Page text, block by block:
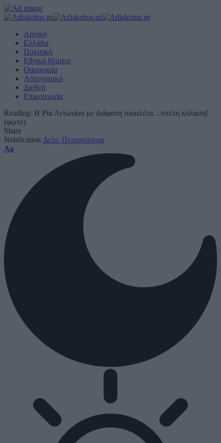
Αρχική
Ελλάδα
Πολιτική
Εθνικά θέματα
Οικονομία
Αστυνομικό
Διεθνή
Επικοινωνία
Reading: Η Ρία Αντωνίου με διάφανη τουαλέτα…σκέτη κόλαση!
(φωτο)
Share
Notification Δείτε Περισσότερα
Font
Aa